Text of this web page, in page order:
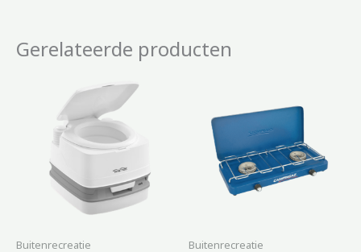
Gerelateerde producten
Buitenrecreatie Buitenrecreatie